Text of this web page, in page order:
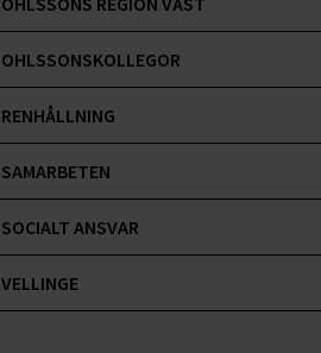
OHLSSONSKOLLEGOR
RENHÅLLNING
SAMARBETEN
SOCIALT ANSVAR
VELLINGE